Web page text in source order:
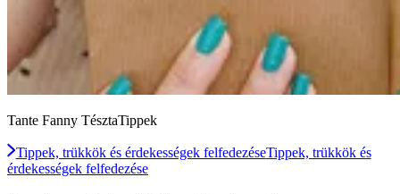
Tante Fanny TésztaTippek
Tippek, trükkök és érdekességek felfedezéseTippek, trükkök és
érdekességek felfedezése